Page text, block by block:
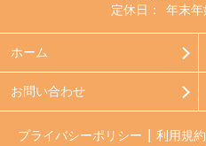
定休日：
年末
ホーム
お問い合わせ
プライバシーポリシー 利用規約